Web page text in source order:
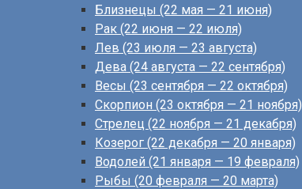
Близнецы (22 мая — 21 июня)
Рак (22 июня — 22 июля)
Лев (23 июля — 23 августа)
Дева (24 августа — 22 сентября)
Весы (23 сентября — 22 октября)
Скорпион (23 октября — 21 ноября)
Стрелец (22 ноября — 21 декабря)
Козерог (22 декабря — 20 января)
Водолей (21 января — 19 февраля)
Рыбы (20 февраля — 20 марта)